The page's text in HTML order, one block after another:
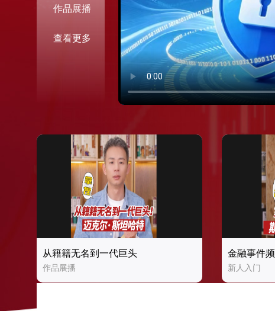
作品展播
查看更多
从籍籍无名到一代巨头
作品展播
金融事件
新人入门